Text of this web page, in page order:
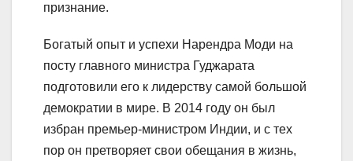
признание.
Богатый опыт и успехи Нарендра Моди на
посту главного министра Гуджарата
подготовили его к лидерству самой большой
демократии в мире. В 2014 году он был
избран премьер-министром Индии, и с тех
пор он претворяет свои обещания в жизнь,